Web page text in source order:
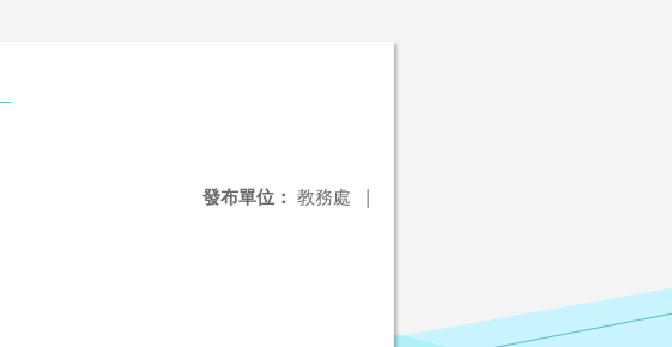
發布單位： 教務處 |